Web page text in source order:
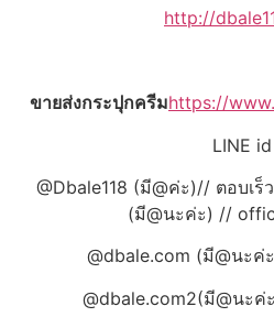
http://
ขายส่งกระปุกครีมhttps://
LINE
@Dbale118 (มี@ค่ะ)// ตอบเร็
(มี@นะค่ะ) //
@dbale.com (มี@นะ
@dbale.com2(มี@นะ